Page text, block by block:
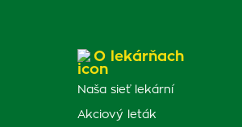
O lekárňach
Naša sieť lekární
Akciový leták